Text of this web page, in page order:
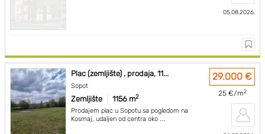
05.08.2026.
Plac (zemljište) , prodaja, 11...
Sopot
Zemljište 1156 m2
Prodajem plac u Sopotu sa pogledom na
Kosmaj, udaljen od centra oko ...
29.000 €
25 €/m2